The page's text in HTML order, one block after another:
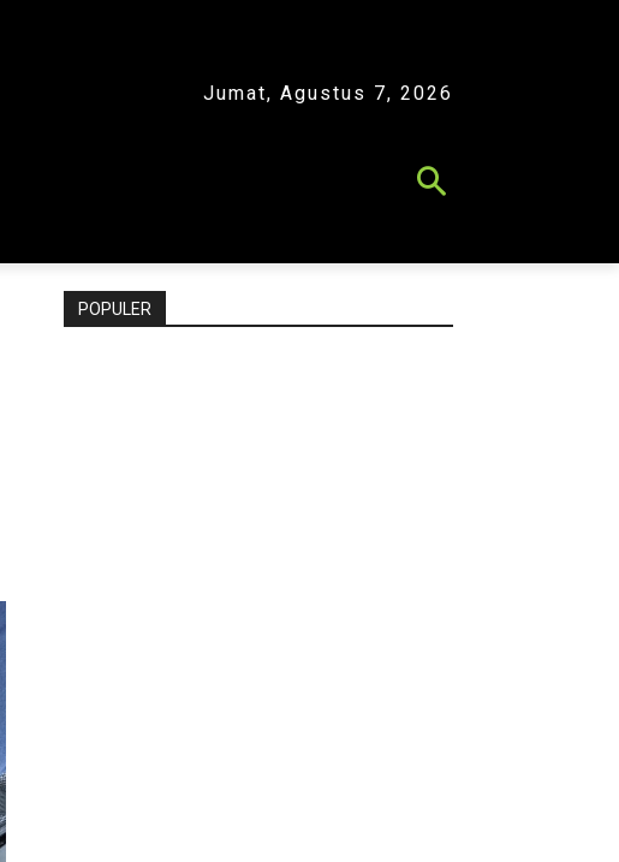
Jumat, Agustus 7, 2026
POPULER